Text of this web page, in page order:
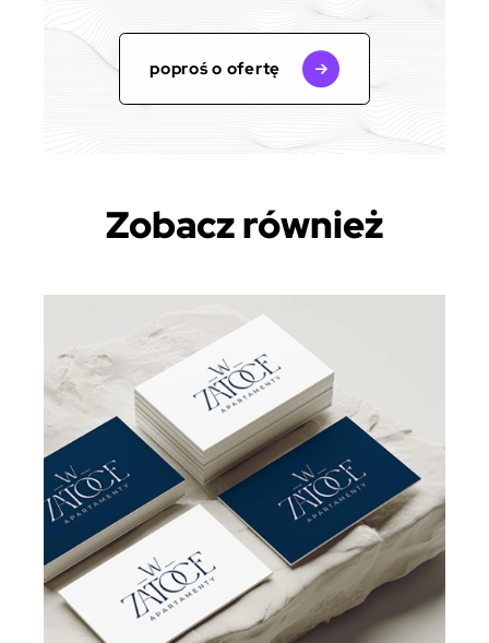
poproś o ofertę
Zobacz również